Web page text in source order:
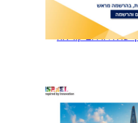
ישראל ודרום קוריאה